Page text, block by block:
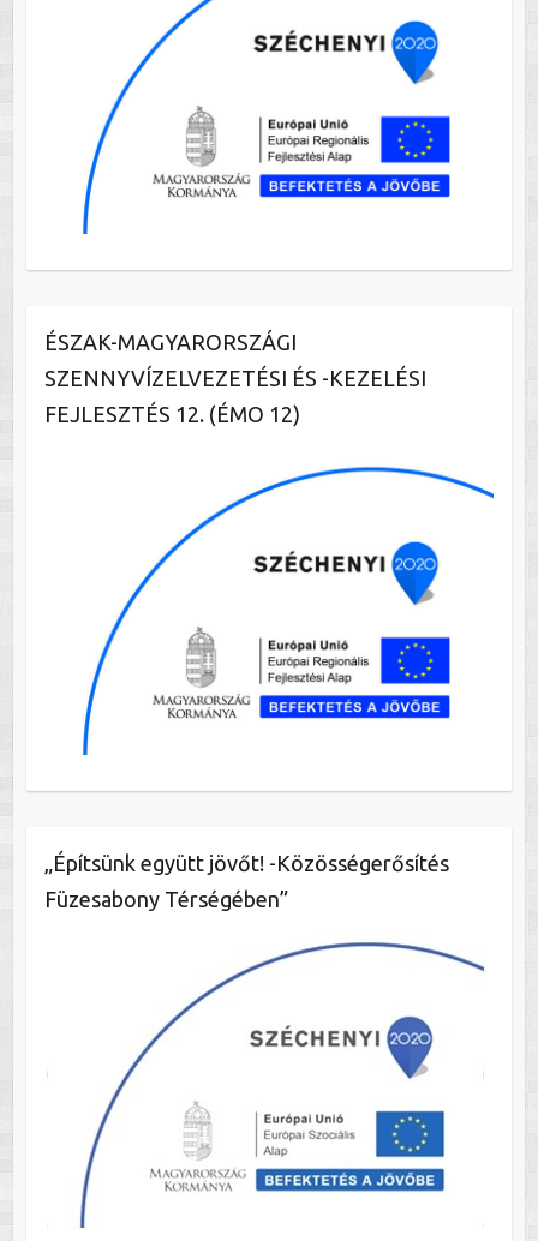
ÉSZAK-MAGYARORSZÁGI
SZENNYVÍZELVEZETÉSI ÉS -KEZELÉSI
FEJLESZTÉS 12. (ÉMO 12)
„Építsünk együtt jövőt! -Közösségerősítés
Füzesabony Térségében”